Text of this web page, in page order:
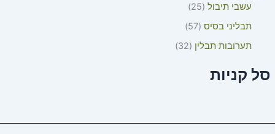
עשבי תיבול 25
תבליני בסיס 57
תערובות תבלין
32
סל קניות